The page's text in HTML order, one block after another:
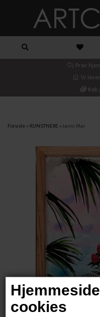
cookies
Prøv
Vi
Køb
Forside »KUNSTNERE »Janni Mai